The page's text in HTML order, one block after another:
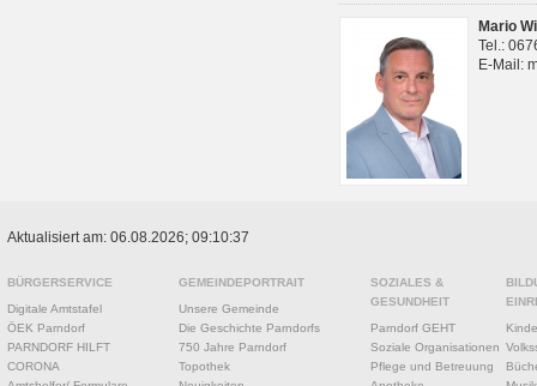
Mario
Tel.:
E-Mail:
Aktualisiert am: 06.08.2026; 09:10:37
BÜRGERSERVICE
Digitale Amtstafel
ÖEK Parndorf
PARNDORF HILFT
CORONA
GEMEINDEPORTRAIT
Unsere Gemeinde
Die Geschichte Parndorfs
750 Jahre Parndorf
Topothek
SOZIALES &
GESUNDHEIT
Parndorf GEHT
Soziale Organisationen
Pflege und Betreuung